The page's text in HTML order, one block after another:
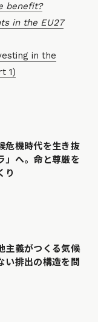
benefit?
in the EU27
in the
1)
危機時代を生き抜
」へ。命と尊厳を
り
主義がつくる気候
い排出の構造を問